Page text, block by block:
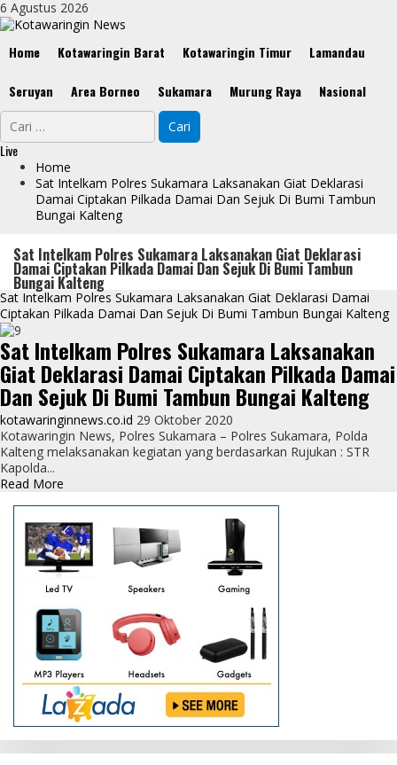
Skip
to
6 Agustus 2026
Menu
Home Kotawaringin Barat Kotawaringin Timur Lamandau
Seruyan Area Borneo Sukamara Murung Raya Nasional
Cari
untuk:
Live
Home
Sat Intelkam Polres Sukamara Laksanakan Giat Deklarasi
Damai Ciptakan Pilkada Damai Dan Sejuk Di Bumi Tambun
Bungai Kalteng
Sat Intelkam Polres Sukamara Laksanakan Giat Deklarasi
Damai Ciptakan Pilkada Damai Dan Sejuk Di Bumi Tambun
Bungai Kalteng
Sat Intelkam Polres Sukamara Laksanakan Giat Deklarasi Damai
Ciptakan Pilkada Damai Dan Sejuk Di Bumi Tambun Bungai Kalteng
Sat Intelkam Polres Sukamara Laksanakan
Giat Deklarasi Damai Ciptakan Pilkada Damai
Dan Sejuk Di Bumi Tambun Bungai Kalteng
kotawaringinnews.co.id 29 Oktober 2020
Kotawaringin News, Polres Sukamara – Polres Sukamara, Polda
Kalteng melaksanakan kegiatan yang berdasarkan Rujukan : STR
Kapolda...
Read More
Sat
Intelkam
Polres
Sukamara
Laksanakan
Giat
Deklarasi
Damai
Ciptakan
Pilkada
Damai
Dan
Sejuk
Di
Bumi